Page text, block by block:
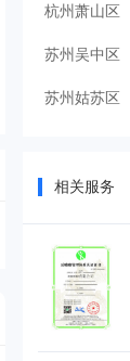
杭州萧山区
苏州吴中区
苏州姑苏区
合肥新站区
北京朝阳区
相关服务